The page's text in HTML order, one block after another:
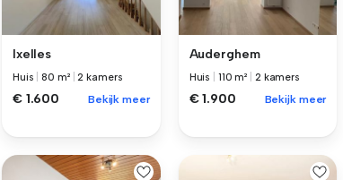
Ixelles
Huis |80 m² |2 kamers
€ 1.600 Bekijk meer
Auderghem
Huis 110 m² 2 kamers
€ 1.900 Bekijk meer